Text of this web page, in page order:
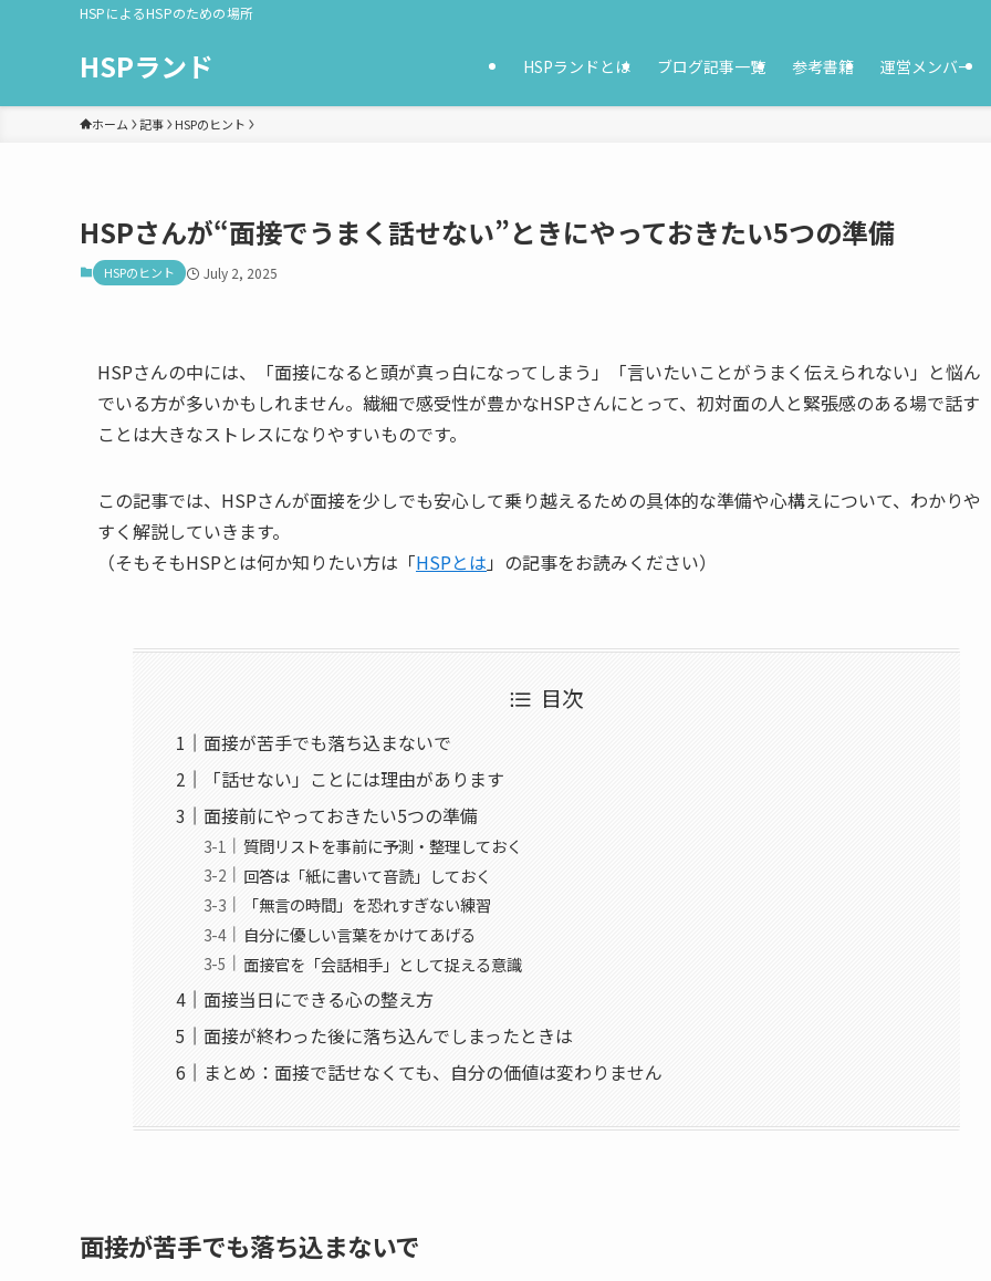
HSPによるHSPのための場所
HSPランド HSPランドとは ブログ記事一覧 参考書籍 運営メンバー
ホーム 記事 HSPのヒント
HSPさんが“面接でうまく話せない”ときにやっておきたい5つの準備
HSPのヒント July 2, 2025
HSPさんの中には、「面接になると頭が真っ白になってしまう」「言いたいことがうまく伝えられない」と悩ん
でいる方が多いかもしれません。繊細で感受性が豊かなHSPさんにとって、初対面の人と緊張感のある場で話す
ことは大きなストレスになりやすいものです。
この記事では、HSPさんが面接を少しでも安心して乗り越えるための具体的な準備や心構えについて、わかりや
すく解説していきます。
（そもそもHSPとは何か知りたい方は「HSPとは 」の記事をお読みください）
目次
面接が苦手でも落ち込まないで
「話せない」ことには理由があります
面接前にやっておきたい5つの準備
質問リストを事前に予測・整理しておく
回答は「紙に書いて音読」しておく
「無言の時間」を恐れすぎない練習
自分に優しい言葉をかけてあげる
面接官を「会話相手」として捉える意識
面接当日にできる心の整え方
面接が終わった後に落ち込んでしまったときは
まとめ：面接で話せなくても、自分の価値は変わりません
面接が苦手でも落ち込まないで